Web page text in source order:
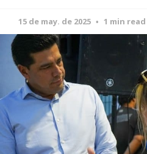
15 de may. de 2025 1 min read